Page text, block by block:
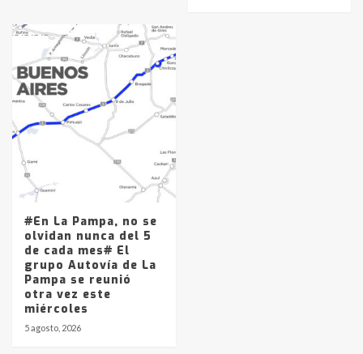
#En La Pampa, no se
olvidan nunca del 5
de cada mes# El
grupo Autovía de La
Pampa se reunió
otra vez este
miércoles
5 agosto, 2026